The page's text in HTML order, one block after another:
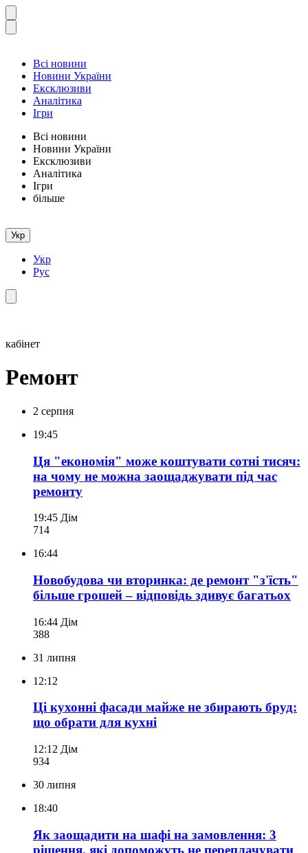
Всі новини
Новини України
Ексклюзиви
Аналітика
Ігри
Всі новини
Новини України
Ексклюзиви
Аналітика
Ігри
більше
Укр
Укр
Рус
кабінет
Ремонт
2 серпня
19:45
Ця "економія" може коштувати сотні тисяч:
на чому не можна заощаджувати під час
ремонту
19:45 Дім
714
16:44
Новобудова чи вторинка: де ремонт "з'їсть"
більше грошей – відповідь здивує багатьох
16:44 Дім
388
31 липня
12:12
Ці кухонні фасади майже не збирають бруд:
що обрати для кухні
12:12 Дім
934
30 липня
18:40
Як заощадити на шафі на замовлення: 3
рішення, які допоможуть не переплачувати